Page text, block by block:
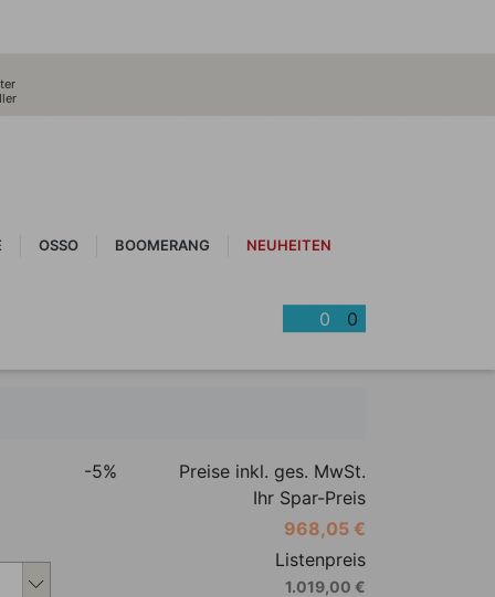
OSSO BOOMERANG NEUHEITEN
0 0
Produkt individuell anpassen
-5%
Preise inkl. ges. MwSt.
Ihr Spar-Preis
968,05 €
Listenpreis
1.019,00 €